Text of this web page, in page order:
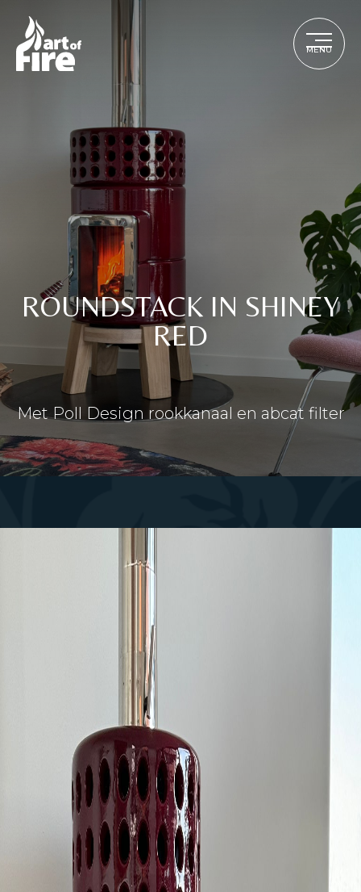
MENU
ROUNDSTACK IN SHINEY
RED
Met Poll Design rookkanaal en abcat filter